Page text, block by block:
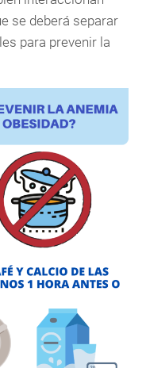
se deberá separar
para prevenir la